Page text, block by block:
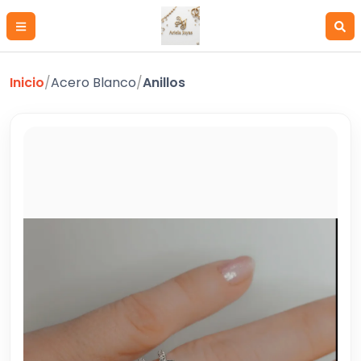
Inicio/Acero Blanco/Anillos